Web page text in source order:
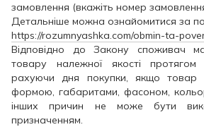
замовлення (вкажіть номер
Детальніше можна ознайомитися за
https://rozumnyashka.com/obmin-ta-
Відповідно до Закону споживач
товару належної якості
рахуючи дня покупки, якщо товар
формою, габаритами, фасоном,
інших причин не може бути
призначенням.